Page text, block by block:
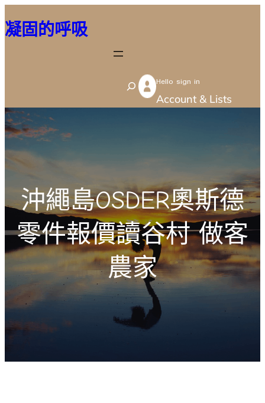
至
容
凝固的呼吸
S
e
Hello sign in
Account & Lists
沖繩島OSDER奧斯德
零件報價讀谷村 做客
農家